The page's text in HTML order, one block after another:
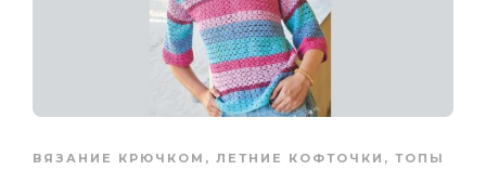
ВЯЗАНИЕ КРЮЧКОМ , ЛЕТНИЕ КОФТОЧКИ, ТОПЫ